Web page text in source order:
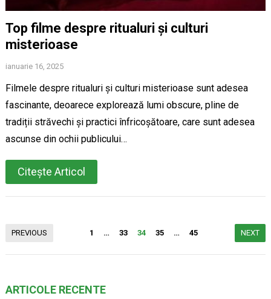
Top filme despre ritualuri și culturi
misterioase
ianuarie 16, 2025
Filmele despre ritualuri și culturi misterioase sunt adesea
fascinante, deoarece explorează lumi obscure, pline de
tradiții străvechi și practici înfricoșătoare, care sunt adesea
ascunse din ochii publicului…
Citește Articol
Paginație
PREVIOUS 1 … 33 34 35 … 45 NEXT
ARTICOLE RECENTE